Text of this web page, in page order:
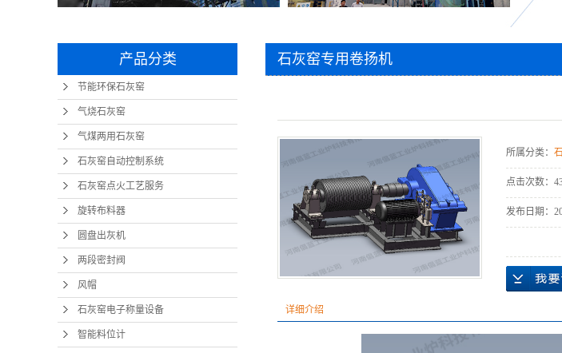
产品分类
节能环保石灰窑
气烧石灰窑
气煤两用石灰窑
石灰窑自动控制系统
石灰窑点火工艺服务
旋转布料器
圆盘出灰机
两段密封阀
风帽
石灰窑电子称量设备
智能料位计
石灰窑专用卷扬机
所属分类：
点击次数：
发布日期：
详细介绍